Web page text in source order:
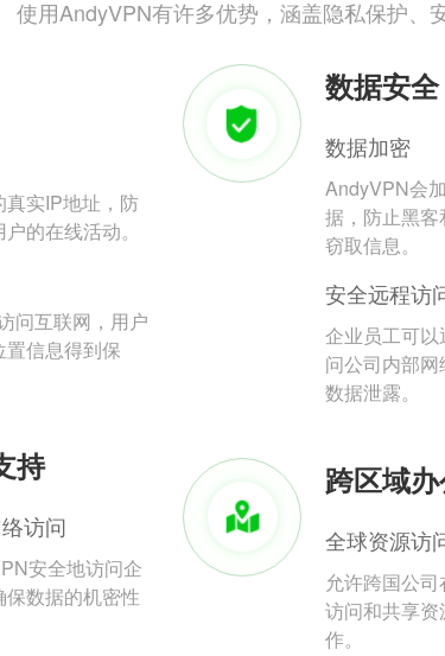
使用AndyVPN有许多优势，涵盖隐私保护、
实IP地址，防
的在线活动。
问互联网，用户
信息得到保
数据安全
数据加密
AndyVPN会
据，防止黑
窃取信息。
安全远程访
企业员工可
问公司内部
数据泄露。
持
访问
安全地访问企
数据的机密性
跨区域
全球资源访
允许跨国公
访问和共享
作。